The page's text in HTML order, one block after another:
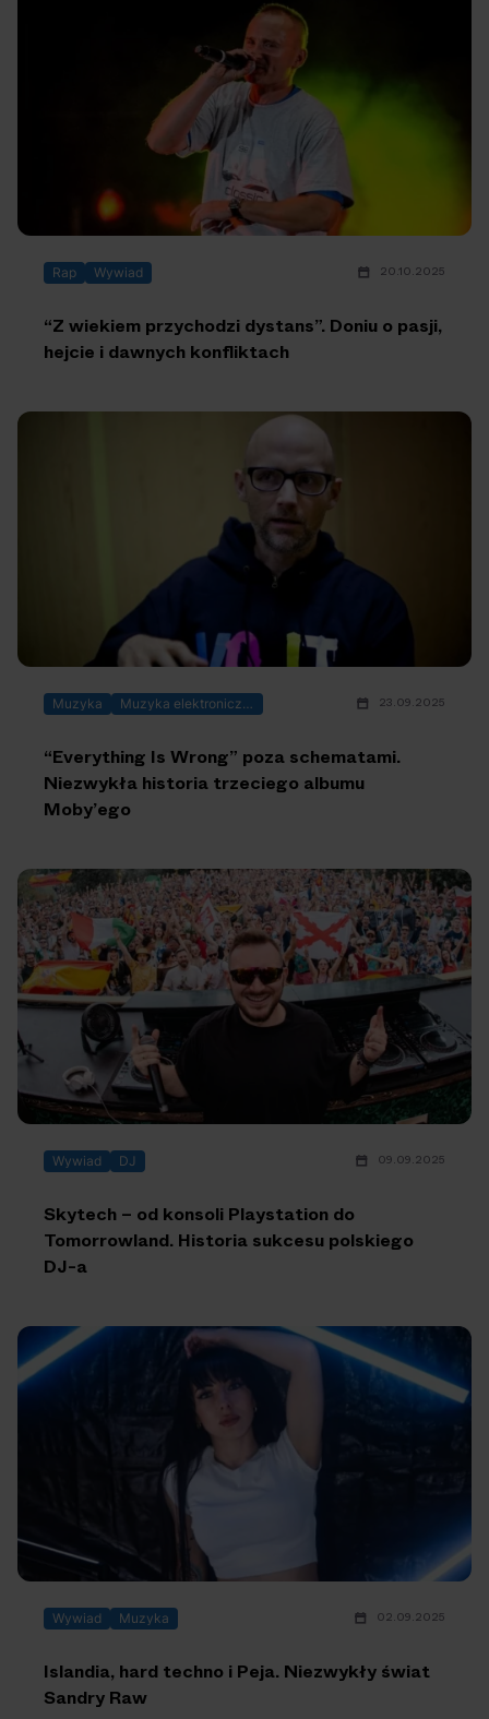
Rap Wywiad 20.10.2025
“Z wiekiem przychodzi dystans”. Doniu o pasji,
hejcie i dawnych konfliktach
Muzyka Muzyka elektroniczna 23.09.2025
“Everything Is Wrong” poza schematami.
Niezwykła historia trzeciego albumu
Moby’ego
Wywiad DJ 09.09.2025
Skytech – od konsoli Playstation do
Tomorrowland. Historia sukcesu polskiego
DJ-a
Wywiad Muzyka 02.09.2025
Islandia, hard techno i Peja. Niezwykły świat
Sandry Raw